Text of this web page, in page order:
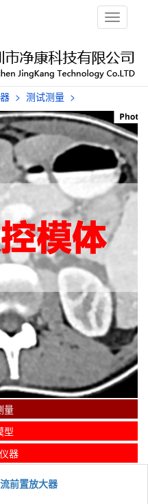
栏
目
航
> 测试测量 >
量
型
器
前置放大器